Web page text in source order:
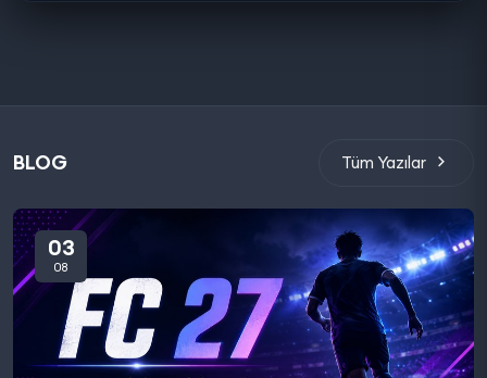
BLOG Tüm Yazılar
03
08